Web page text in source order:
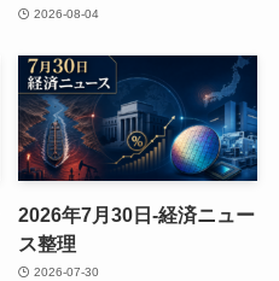
2026-08-04
2026年7月30日-経済ニュー
ス整理
2026-07-30